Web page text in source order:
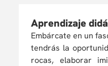
Aprendizaje
Embárcate en un
tendrás la
rocas, elaborar